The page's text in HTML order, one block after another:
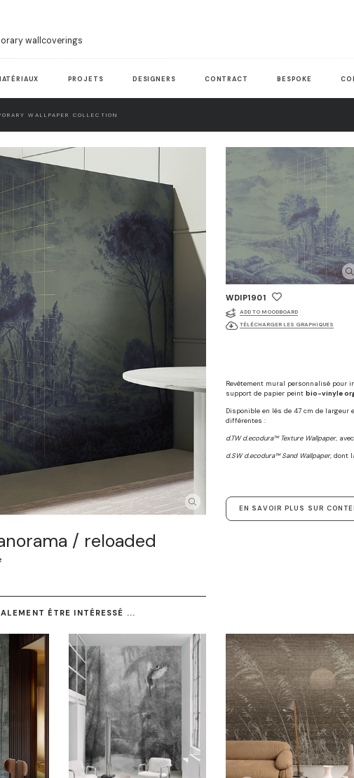
wallcoverings
PROJETS DESIGNERS CONTRACT BESPOKE
WALLPAPER COLLECTION
/ reloaded
WDIP1901
ADD TO MOODBOARD
TÉLÉCHARGER LES GRAPHIQUES
Revêtement mural personnalisé pour
support de papier peint bio-vinyle
Disponible en lés de 47 cm de
différentes :
d.TW d.ecodura™ Texture Wallpaper,
d.SW d.ecodura™ Sand Wallpaper, dont
EN SAVOIR PLUS SUR
ÊTRE INTÉRESSÉ ...